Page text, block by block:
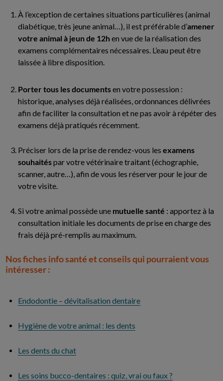
À l’exception de certaines situations particulières (animal
diabétique, très jeune animal…), il est préférable d’amener
votre animal à jeun de 12hen vue de la réalisation des
examens complémentaires nécessaires. L’eau peut être
laissée à libre disposition.
Porter tous les documentsen votre possession :
historique, analyses déjà réalisées, ordonnances délivrées
afin de faciliter la consultation et ne pas avoir à répéter des
examens déjà pratiqués récemment.
Préciser lors de la prise de rendez-vous les examens
souhaitéspar votre vétérinaire traitant (échographie,
scanner, autre…), afin de vous les réserver pour le jour de
votre visite.
Si votre animal possède une mutuelle santé : apportez à la
consultation initiale les documents de prise en charge des
frais déjà pré-remplis au maximum.
Nos fiches info santé et conseils qui pourraient vous
intéresser :
Endodontie – dévitalisation dentaire
Hygiène de votre animal : les dents
Les dents du chat
Les soins bucco-dentaires : quiz, vrai ou faux ?